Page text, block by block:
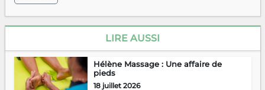
LIRE AUSSI
Hélène Massage : Une affaire de
pieds
18 juillet 2026